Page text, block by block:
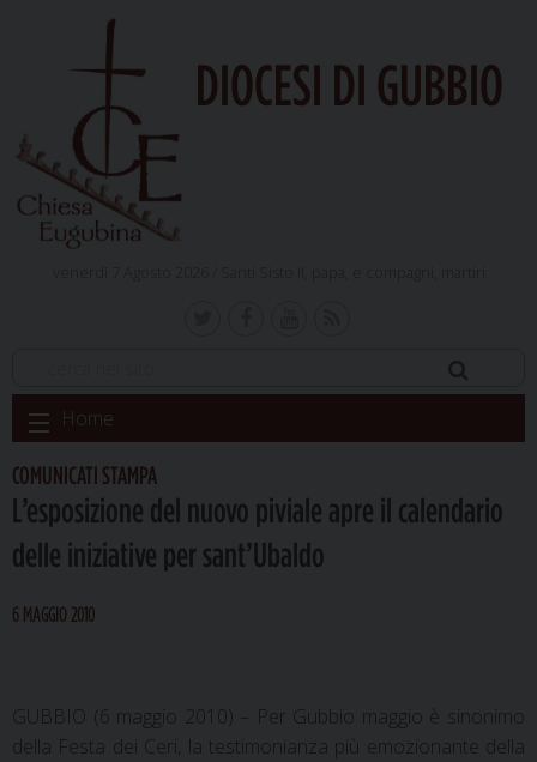
DIOCESI DI GUBBIO
Skip
to
content
Home
COMUNICATI STAMPA
L’esposizione del nuovo piviale apre il calendario
delle iniziative per sant’Ubaldo
6 MAGGIO 2010
GUBBIO (6 maggio 2010) – Per Gubbio maggio è sinonimo
della Festa dei Ceri, la testimonianza più emozionante della